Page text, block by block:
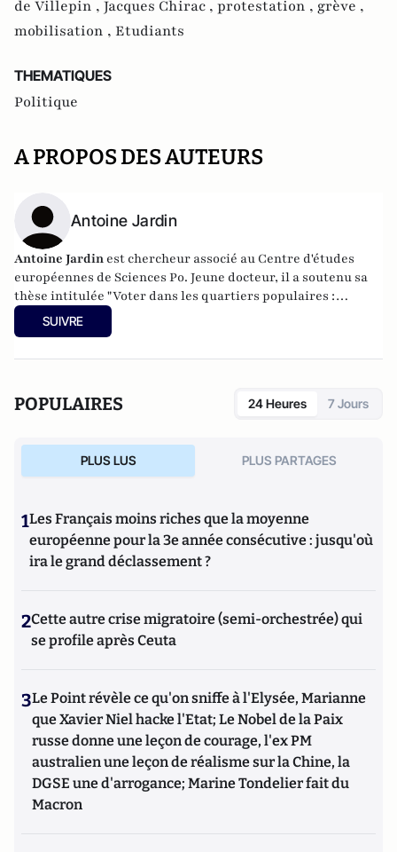
de Villepin , Jacques Chirac , protestation , grève ,
mobilisation , Etudiants
THEMATIQUES
Politique
A PROPOS DES AUTEURS
Antoine Jardin
Antoine Jardin est chercheur associé au Centre d'études
européennes de Sciences Po. Jeune docteur, il a soutenu sa
thèse intitulée "Voter dans les quartiers populaires :
dynamiques électorales comparées des agglomérations de
Paris, Madrid et Birmingham" le 5 décembre 2014.
SUIVRE
POPULAIRES 24 Heures 7 Jours
PLUS LUS PLUS PARTAGES
1Les Français moins riches que la moyenne
européenne pour la 3e année consécutive : jusqu'où
ira le grand déclassement ?
2Cette autre crise migratoire (semi-orchestrée) qui
se profile après Ceuta
3Le Point révèle ce qu'on sniffe à l'Elysée, Marianne
que Xavier Niel hacke l'Etat; Le Nobel de la Paix
russe donne une leçon de courage, l'ex PM
australien une leçon de réalisme sur la Chine, la
DGSE une d'arrogance; Marine Tondelier fait du
Macron